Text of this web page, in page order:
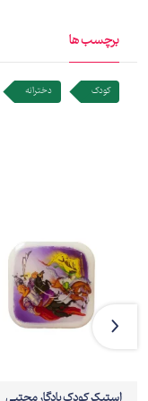
برچسب ها
کودک دخترانه